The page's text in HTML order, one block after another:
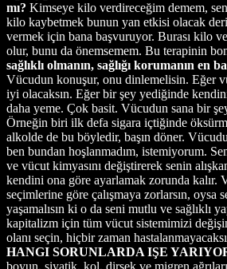
mı? Kimseye kilo verdireceğim demem,
kilo kaybetmek bunun yan etkisi olacak
vermek için bana başvuruyor. Burası kilo
olur, bunu da önemsemem. Bu terapinin
sağlıklı olmanın, sağlığı korumanın en
Vücudun konuşur, onu dinlemelisin. Eğer
iyi olacaksın. Eğer bir şey yediğinde
daha yeme. Çok basit. Vücudun sana bir
Örneğin biri ilk defa sigara içtiğinde
alkolde de bu böyledir, başın döner.
ben bundan hoşlanmadım, istemiyorum.
ve vücut kimyasını değiştirerek senin
kendini ona göre ayarlamak zorunda kalır.
seçimlerine göre çalışmaya zorlarsın, oysa
yaşamalısın ki o da seni mutlu ve sağlıklı
kapitalizm için tüm vücut sistemimizi
olanı seçin, hiçbir zaman
HANGI SORUNLARDA IŞE
boyun, siyatik, kol, dirsek ve migren